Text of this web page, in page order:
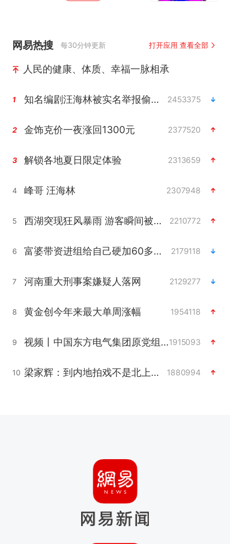
网易热搜 每30分钟更新 打开应用 查看全部
人民的健康、体质、幸福一脉相承
1 知名编剧汪海林被实名举报偷税漏税 2453375
2 金饰克价一夜涨回1300元 2377520
3 解锁各地夏日限定体验 2313659
4 峰哥 汪海林 2307948
5 西湖突现狂风暴雨 游客瞬间被浇透 2210772
6 富婆带资进组给自己硬加60多场吻戏 2179118
7 河南重大刑事案嫌疑人落网 2129277
8 黄金创今年来最大单周涨幅 1954118
9 视频丨中国东方电气集团原党组副书记、董事宋致远被查1915093
10 梁家辉：到内地拍戏不是北上是回归 1880994